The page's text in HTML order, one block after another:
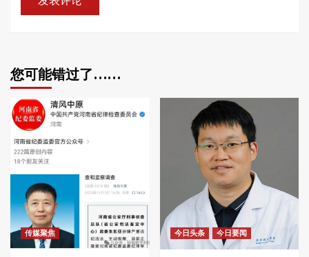
您可能错过了……
传媒聚焦 今日头条 今日要闻